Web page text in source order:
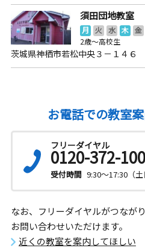
須田団地教室
月 火 水 木 金
2歳～高校生
茨城県神栖市若松中央３－１４６
お電話での教室
フリーダイヤル
0120-372-100
受付時間 9:30～17:30（土
なお、フリーダイヤルがつなが
お問い合わせいただけます。
近くの教室を案内してほしい